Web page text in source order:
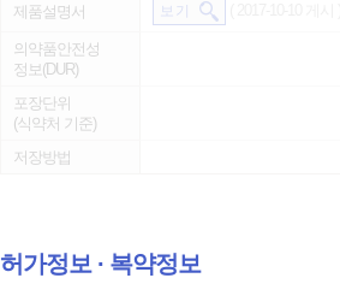
제품설명서 보 기
의약품안전성
정보(DUR)
포장단위
(식약처 기준)
저장방법
허가정보 ∙ 복약정보